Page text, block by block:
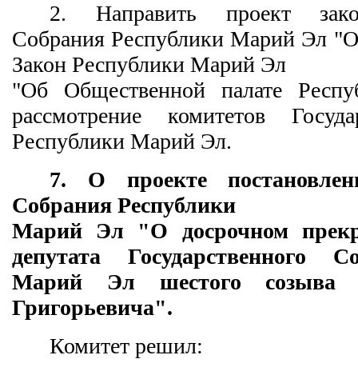
2. Направить проект
Собрания Республики Марий Эл
Закон Республики Марий Эл
"Об Общественной палате
рассмотрение комитетов
Республики Марий Эл.
7. О проекте
Собрания Республики
Марий Эл "О досрочном
депутата Государственного
Марий Эл шестого созыва
Григорьевича".
Комитет решил: